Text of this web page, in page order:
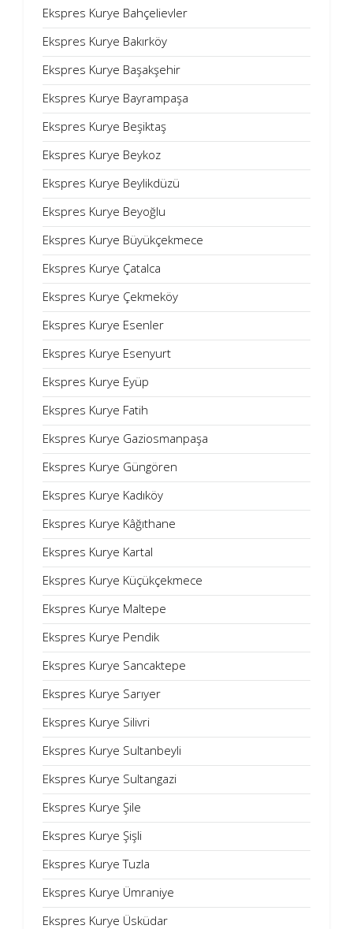
Ekspres Kurye Bahçelievler
Ekspres Kurye Bakırköy
Ekspres Kurye Başakşehir
Ekspres Kurye Bayrampaşa
Ekspres Kurye Beşiktaş
Ekspres Kurye Beykoz
Ekspres Kurye Beylikdüzü
Ekspres Kurye Beyoğlu
Ekspres Kurye Büyükçekmece
Ekspres Kurye Çatalca
Ekspres Kurye Çekmeköy
Ekspres Kurye Esenler
Ekspres Kurye Esenyurt
Ekspres Kurye Eyüp
Ekspres Kurye Fatih
Ekspres Kurye Gaziosmanpaşa
Ekspres Kurye Güngören
Ekspres Kurye Kadıköy
Ekspres Kurye Kâğıthane
Ekspres Kurye Kartal
Ekspres Kurye Küçükçekmece
Ekspres Kurye Maltepe
Ekspres Kurye Pendik
Ekspres Kurye Sancaktepe
Ekspres Kurye Sarıyer
Ekspres Kurye Silivri
Ekspres Kurye Sultanbeyli
Ekspres Kurye Sultangazi
Ekspres Kurye Şile
Ekspres Kurye Şişli
Ekspres Kurye Tuzla
Ekspres Kurye Ümraniye
Ekspres Kurye Üsküdar